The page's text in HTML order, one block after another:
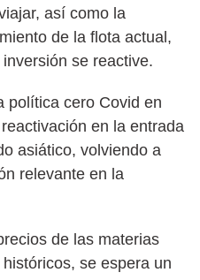
así como la
de la flota actual,
se reactive.
política cero Covid en
en la entrada
asiático, volviendo a
relevante en la
de las materias
se espera un